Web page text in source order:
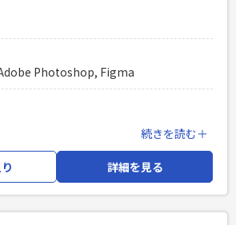
クトオーナーの意向を理解しつつ、デ
案/パターン出しができる ・自身が作成
図を言語化し、相手に伝えることがで
サービスの開発経験4年以上
発経験1年以上
Photoshop, Figma
クラムイベントなど会議帯の参加 (企
などの他職種との合意形成含む)
続きを読む＋
詳細を見る